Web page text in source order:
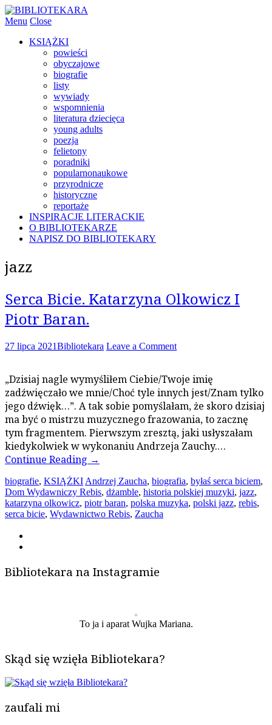
Menu Close
KSIĄŻKI
powieści
obyczajowe
biografie
listy
wywiady
wspomnienia
literatura dziecięca
young adults
poezja
felietony
poradniki
popularnonaukowe
przyrodnicze
historyczne
reportaże
INSPIRACJE LITERACKIE
O BIBLIOTEKARZE
NAPISZ DO BIBLIOTEKARY
jazz
Serca Bicie. Katarzyna Olkowicz I
Piotr Baran.
27 lipca 2021Bibliotekara Leave a Comment
„Dzisiaj nagle wymyśliłem Ciebie/Twoje imię
zadźwięczało we mnie/Choć tyle innych jest/Znam tylko
jego dźwięk…”. A tak sobie pomyślałam, że skoro dzisiaj
ma być o mistrzu muzycznego frazowania, to zacznę
tym fragmentem. Pierwszym zresztą, jaki usłyszałam
kiedykolwiek w wykonaniu Andrzeja Zauchy.…
Continue Reading →
biografie, KSIĄŻKI Andrzej Zaucha, biografia, byłaś serca biciem,
Dom Wydawniczy Rebis, dżamble, historia polskiej muzyki, jazz,
katarzyna olkowicz, piotr baran, polska muzyka, polski jazz, rebis,
serca bicie, Wydawnictwo Rebis, Zaucha
Bibliotekara na Instagramie
To ja i aparat Wujka Mariana.
Skąd się wzięła Bibliotekara?
zaufali mi